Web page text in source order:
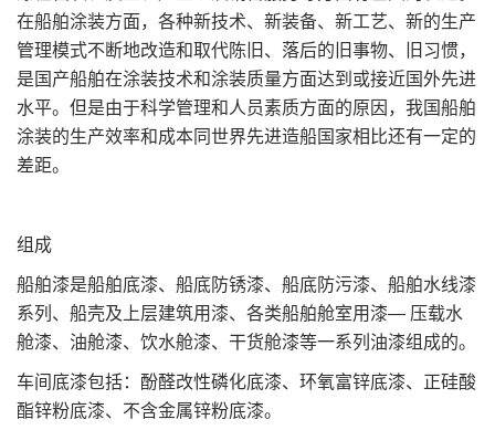
在船舶涂装方面，各种新技术、新装备、新工艺、新的生产
管理模式不断地改造和取代陈旧、落后的旧事物、旧习惯，
是国产船舶在涂装技术和涂装质量方面达到或接近国外先进
水平。但是由于科学管理和人员素质方面的原因，我国船舶
涂装的生产效率和成本同世界先进造船国家相比还有一定的
差距。
组成
船舶漆是船舶底漆、船底防锈漆、船底防污漆、船舶水线漆
系列、船壳及上层建筑用漆、各类船舶舱室用漆— 压载水
舱漆、油舱漆、饮水舱漆、干货舱漆等一系列油漆组成的。
车间底漆包括：酚醛改性磷化底漆、环氧富锌底漆、正硅酸
酯锌粉底漆、不含金属锌粉底漆。